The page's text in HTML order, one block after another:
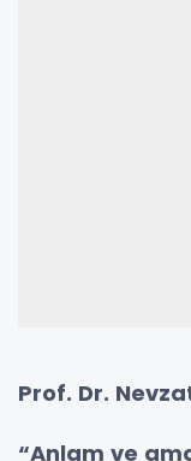
Prof. Dr.
“Anlam ve